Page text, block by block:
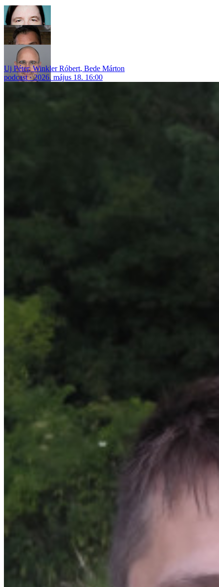
Uj Péter,Winkler Róbert, Bede Márton
podcast
2026. május 18. 16:00